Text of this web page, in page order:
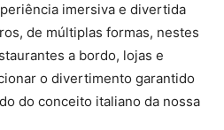
imersiva e divertida
de múltiplas formas, nestes
a bordo, lojas e
o divertimento garantido
do conceito italiano da nossa